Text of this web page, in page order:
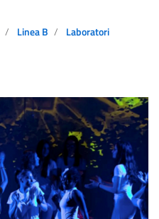
Linea B
Laboratori